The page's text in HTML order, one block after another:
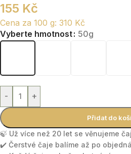
155 Kč
Cena za 100 g: 310 Kč
Vyberte hmotnost 50g
- +
Přidat do
🍃 Už více než 20 let se věnujeme
✔️ Čerstvé čaje balíme až po